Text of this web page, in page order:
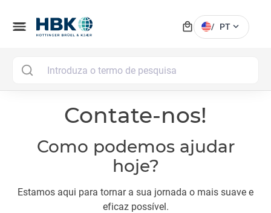
menu local_mall / PT expand_more
Contate-nos!
Como podemos ajudar
hoje?
Estamos aqui para tornar a sua jornada o mais suave e
eficaz possível.